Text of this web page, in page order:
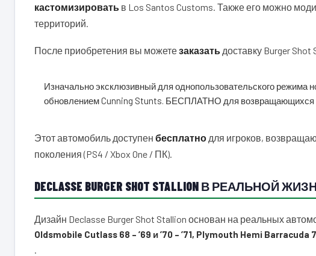
кастомизировать в Los Santos Customs. Также его можно
территорий.
После приобретения вы можетезаказать доставку Burger
Изначально эксклюзивный для однопользовательского режима
обновлением Cunning Stunts. БЕСПЛАТНО для возвращающихся
Этот автомобиль доступен бесплатно для игроков,
поколения (PS4 / Xbox One / ПК).
DECLASSE BURGER SHOT STALLION В РЕАЛЬНОЙ
Дизайн Declasse Burger Shot Stallion основан на реальных
Oldsmobile Cutlass 68 – ’69 и ’70 – ’71, Plymouth Hemi Barracuda
.